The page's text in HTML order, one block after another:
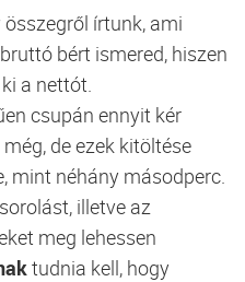
írtunk, ami
bért ismered, hiszen
a nettót.
csupán ennyit kér
de ezek kitöltése
mint néhány másodperc.
illetve az
meg lehessen
tudnia kell, hogy